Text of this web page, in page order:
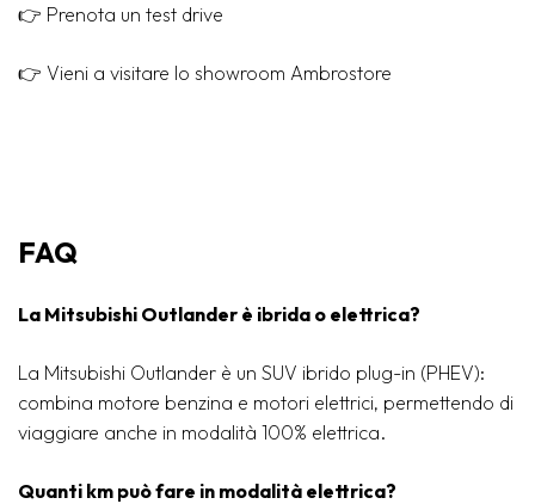
👉 Prenota un test drive
👉 Vieni a visitare lo showroom Ambrostore
FAQ
La Mitsubishi Outlander è ibrida o elettrica?
La Mitsubishi Outlander è un SUV ibrido plug-in (PHEV):
combina motore benzina e motori elettrici, permettendo di
viaggiare anche in modalità 100% elettrica.
Quanti km può fare in modalità elettrica?